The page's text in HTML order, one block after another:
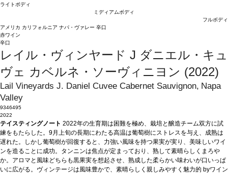
ライトボディ
ミディアムボディ
フルボディ
アメリカ カリフォルニア ナパ・ヴァレー 辛口
赤ワイン
辛口
レイル・ヴィンヤード J ダニエル・キュ
ヴェ カベルネ・ソーヴィニヨン (2022)
Lail Vineyards J. Daniel Cuvee Cabernet Sauvignon, Napa
Valley
9346495
2022
テイスティングノート 2022年の生育期は困難を極め、栽培と醸造チーム双方に試
練をもたらした。9月上旬の長期にわたる高温は葡萄樹にストレスを与え、成熟は
遅れた。しかし葡萄樹が回復すると、力強い風味を持つ果実が実り、美味しいワイ
ンを造ることに成功。タンニンは焦点が定まっており、熟して素晴らしくまろや
か。アロマと風味どちらも黒果実を想起させ、熟成した柔らかい味わいが口いっぱ
いに広がる。ヴィンテージは風味豊かで、素晴らしく親しみやすく魅力的 byワイン